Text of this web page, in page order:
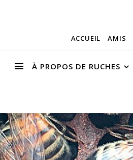
ACCUEIL AMIS
À PROPOS DE RUCHES